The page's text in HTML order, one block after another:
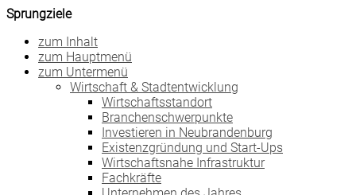
Sprungziele
zum Inhalt
zum Hauptmenü
zum Untermenü
Wirtschaft & Stadtentwicklung
Wirtschaftsstandort
Branchenschwerpunkte
Investieren in Neubrandenburg
Existenzgründung und Start-Ups
Wirtschaftsnahe Infrastruktur
Fachkräfte